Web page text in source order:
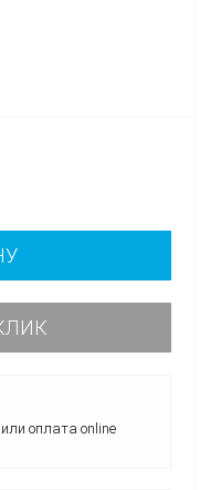
оплата online